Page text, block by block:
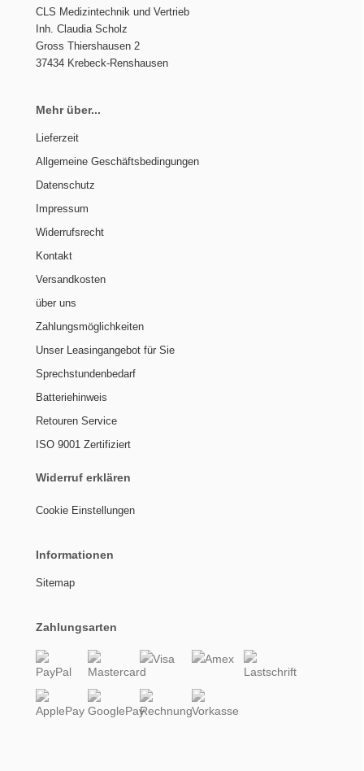
CLS Medizintechnik und Vertrieb
Inh. Claudia Scholz
Gross Thiershausen 2
37434 Krebeck-Renshausen
Mehr über...
Lieferzeit
Allgemeine Geschäftsbedingungen
Datenschutz
Impressum
Widerrufsrecht
Kontakt
Versandkosten
über uns
Zahlungsmöglichkeiten
Unser Leasingangebot für Sie
Sprechstundenbedarf
Batteriehinweis
Retouren Service
ISO 9001 Zertifiziert
Widerruf erklären
Cookie Einstellungen
Informationen
Sitemap
Zahlungsarten